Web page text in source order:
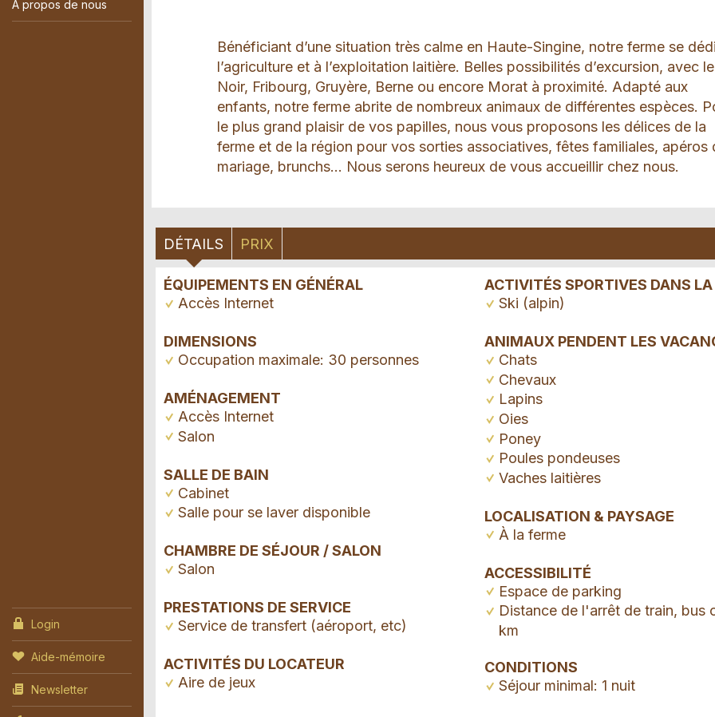
A propos de nous
Login
Aide-mémoire
Newsletter
Bénéficiant d’une situation très calme en Haute-Singine, notre ferme se
l’agriculture et à l’exploitation laitière. Belles possibilités d’excursion, avec
Noir, Fribourg, Gruyère, Berne ou encore Morat à proximité. Adapté aux
enfants, notre ferme abrite de nombreux animaux de différentes espèces.
le plus grand plaisir de vos papilles, nous vous proposons les délices de la
ferme et de la région pour vos sorties associatives, fêtes familiales, apéros
mariage, brunchs... Nous serons heureux de vous accueillir chez nous.
DÉTAILS PRIX
ÉQUIPEMENTS EN GÉNÉRAL
Accès Internet
DIMENSIONS
Occupation maximale: 30 personnes
AMÉNAGEMENT
Accès Internet
Salon
SALLE DE BAIN
Cabinet
Salle pour se laver disponible
CHAMBRE DE SÉJOUR / SALON
Salon
PRESTATIONS DE SERVICE
Service de transfert (aéroport, etc)
ACTIVITÉS DU LOCATEUR
Aire de jeux
ACTIVITÉS SPORTIVES DANS LA
Ski (alpin)
ANIMAUX PENDENT LES
Chats
Chevaux
Lapins
Oies
Poney
Poules pondeuses
Vaches laitières
LOCALISATION & PAYSAGE
À la ferme
ACCESSIBILITÉ
Espace de parking
Distance de l'arrêt de train, bus
km
CONDITIONS
Séjour minimal: 1 nuit